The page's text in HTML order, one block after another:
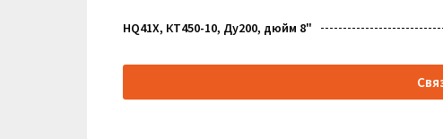
HQ41X, КТ450-10, Ду200, дюйм 8"